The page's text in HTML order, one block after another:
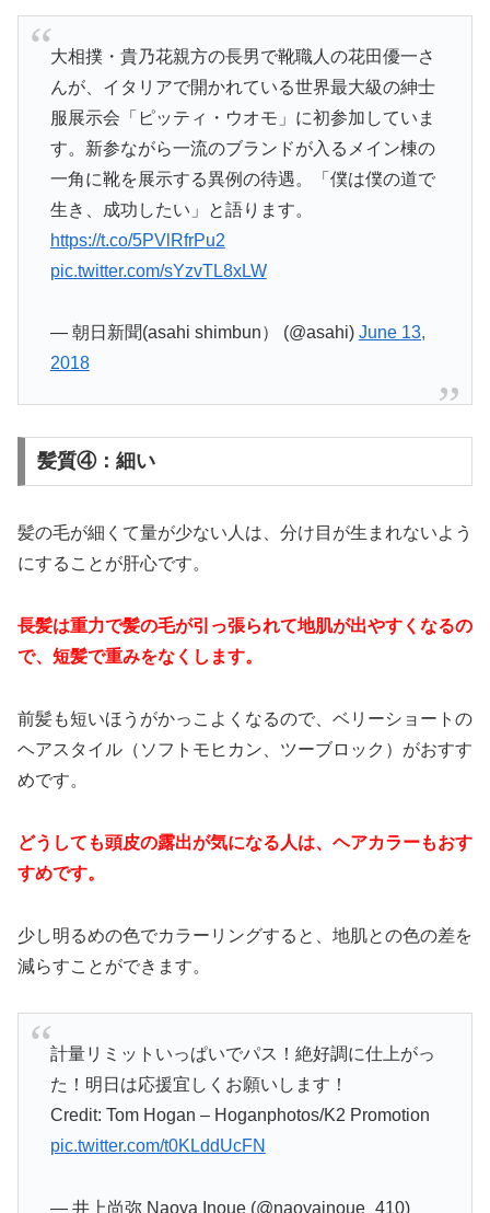
大相撲・貴乃花親方の長男で靴職人の花田優一さ
んが、イタリアで開かれている世界最大級の紳士
服展示会「ピッティ・ウオモ」に初参加していま
す。新参ながら一流のブランドが入るメイン棟の
一角に靴を展示する異例の待遇。「僕は僕の道で
生き、成功したい」と語ります。
https://t.co/5PVlRfrPu2
pic.twitter.com/sYzvTL8xLW
— 朝日新聞(asahi shimbun） (@asahi) June 13,
2018
髪質④：細い
髪の毛が細くて量が少ない人は、分け目が生まれないよう
にすることが肝心です。
長髪は重力で髪の毛が引っ張られて地肌が出やすくなるの
で、短髪で重みをなくします。
前髪も短いほうがかっこよくなるので、ベリーショートの
ヘアスタイル（ソフトモヒカン、ツーブロック）がおすす
めです。
どうしても頭皮の露出が気になる人は、ヘアカラーもおす
すめです。
少し明るめの色でカラーリングすると、地肌との色の差を
減らすことができます。
計量リミットいっぱいでパス！絶好調に仕上がっ
た！明日は応援宜しくお願いします！
Credit: Tom Hogan – Hoganphotos/K2 Promotion
pic.twitter.com/t0KLddUcFN
— 井上尚弥 Naoya Inoue (@naoyainoue_410)